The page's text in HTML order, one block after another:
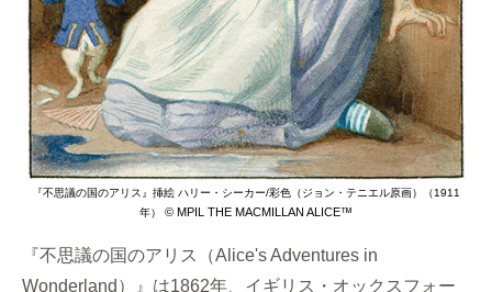
『不思議の国のアリス』挿絵 ハリー・シーカー/彩色（ジョン・テニエル原画）（1911
年） © MPIL THE MACMILLAN ALICE™
『不思議の国のアリス（Alice's Adventures in
Wonderland）』は1862年、イギリス・オックスフォー